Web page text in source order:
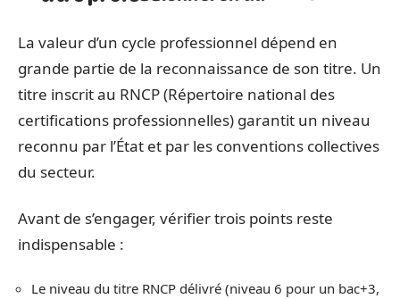
La valeur d’un cycle professionnel dépend en
grande partie de la reconnaissance de son titre. Un
titre inscrit au RNCP (Répertoire national des
certifications professionnelles) garantit un niveau
reconnu par l’État et par les conventions collectives
du secteur.
Avant de s’engager, vérifier trois points reste
indispensable :
Le niveau du titre RNCP délivré (niveau 6 pour un bac+3,